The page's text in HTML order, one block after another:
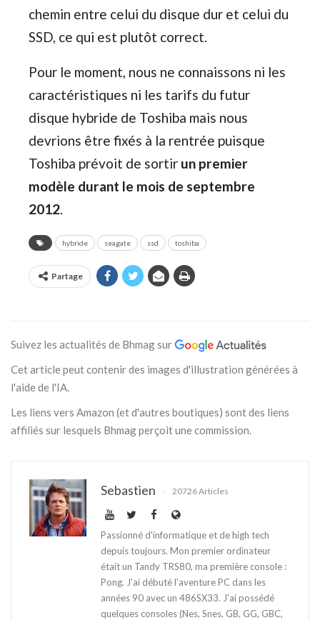
chemin entre celui du disque dur et celui du
SSD, ce qui est plutôt correct.
Pour le moment, nous ne connaissons ni les
caractéristiques ni les tarifs du futur
disque hybride de Toshiba mais nous
devrions être fixés à la rentrée puisque
Toshiba prévoit de sortir un premier
modèle durant le mois de septembre
2012.
hybride seagate ssd toshiba
Partage
Suivez les actualités de Bhmag sur
Cet article peut contenir des images d'illustration générées à
l'aide de l'IA.
Les liens vers Amazon (et d'autres boutiques) sont des liens
affiliés sur lesquels Bhmag perçoit une commission.
Sebastien 20726 Articles
Passionné d'informatique et de high tech
depuis toujours. Mon premier ordinateur
était un Tandy TRS80, ma première console :
Pong. J'ai débuté l'aventure PC dans les
années 90 avec un 486SX33. J'ai possédé
quelques consoles (Nes, Snes, GB, GG, GBC,